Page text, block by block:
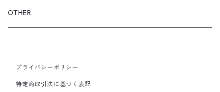
GLOVES&SCARF
SHOULDER
TOY
PINS& PINBACK
OTHER
プライバシーポリシー
特定商取引法に基づく表記